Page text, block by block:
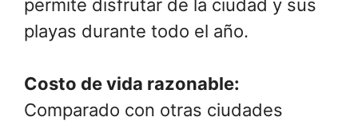
permite disfrutar de la ciudad y sus
playas durante todo el año.
Costo de vida razonable:
Comparado con otras ciudades